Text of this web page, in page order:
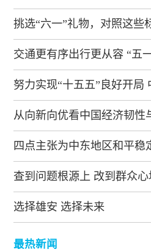
挑选“六一”礼物，对照这些
交通更有序出行更从容 “五
努力实现“十五五”良好开局
从向新向优看中国经济韧性
四点主张为中东地区和平稳
查到问题根源上 改到群众心
选择雄安 选择未来
最热新闻